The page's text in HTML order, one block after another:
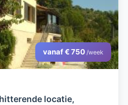
vanaf € 750 /week
locatie,